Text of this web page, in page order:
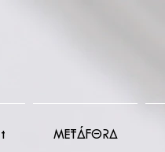
METÁFORA